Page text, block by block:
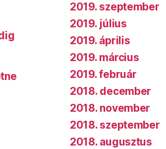
2019. szeptember
2019. július
2019. április
2019. március
2019. február
2018. december
2018. november
2018. szeptember
2018. augusztus